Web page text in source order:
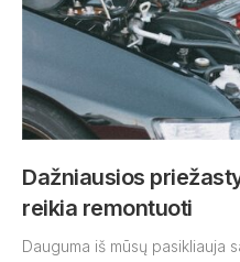
Dažniausios
reikia remontuoti
Dauguma iš mūsų pasikliauja